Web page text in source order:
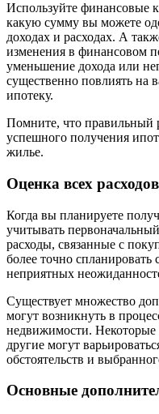
Используйте финансовые
какую сумму вы можете
доходах и расходах. А
изменения в финансовом
уменьшение дохода или
существенно повлиять на
ипотеку.
Помните, что правильный
успешного получения
жилье.
Оценка всех
Когда вы планируете
учитывать
расходы, связанные с
более точно
неприятных
Существует множество
могут возникнуть в
недвижимости. Некоторые
другие могут
обстоятельств и
Основные